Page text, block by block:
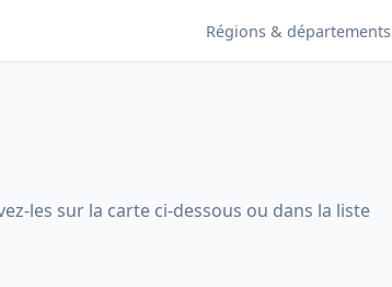
Régions & départements
les sur la carte ci-dessous ou dans la liste